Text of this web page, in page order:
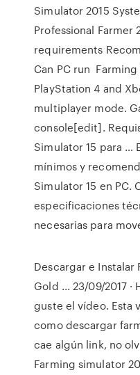
Simulator 2015
Professional Farmer
requirements
Can PC run
PlayStation 4 and
multiplayer mode.
console[edit].
Simulator 15 para …
mínimos y
Simulator 15 en PC.
especificaciones
necesarias para
Descargar e Instalar
Gold ... 23/09/2017
guste el vídeo. Esta
como descargar
cae algún link, no
Farming simulator